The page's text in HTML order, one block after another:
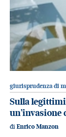
giurisprudenza di
Sulla
di Enrico Manzon